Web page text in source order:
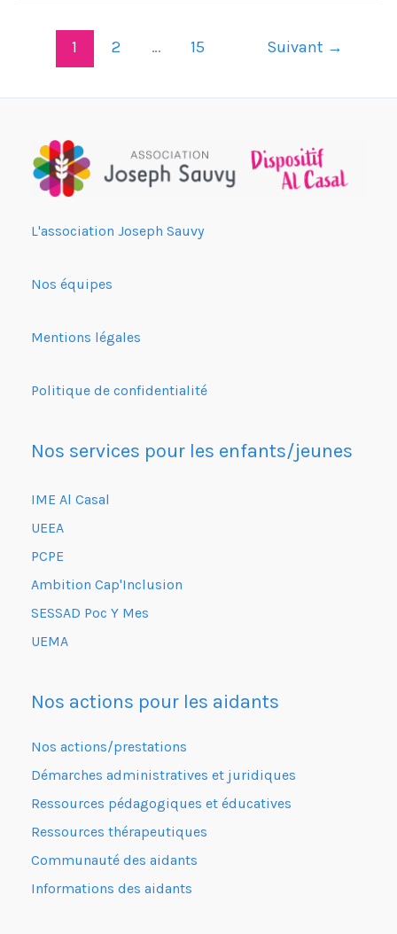
1 2 … 15 Suivant →
L'association Joseph Sauvy
Nos équipes
Mentions légales
Politique de confidentialité
Nos services pour les enfants/jeunes
IME Al Casal
UEEA
PCPE
Ambition Cap'Inclusion
SESSAD Poc Y Mes
UEMA
Nos actions pour les aidants
Nos actions/prestations
Démarches administratives et juridiques
Ressources pédagogiques et éducatives
Ressources thérapeutiques
Communauté des aidants
Informations des aidants